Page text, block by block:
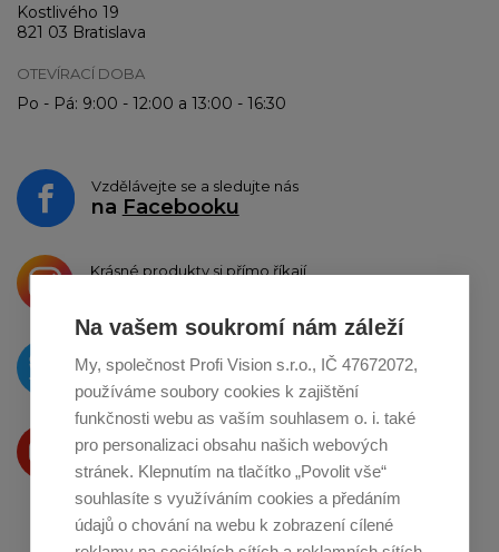
Na vašem soukromí nám záleží
My, společnost Profi Vision s.r.o., IČ 47672072,
používáme soubory cookies k zajištění
funkčnosti webu as vaším souhlasem o. i. také
pro personalizaci obsahu našich webových
stránek. Klepnutím na tlačítko „Povolit vše“
souhlasíte s využíváním cookies a předáním
údajů o chování na webu k zobrazení cílené
Kostlivého 19
821 03 Bratislava
OTEVÍRACÍ DOBA
Po - Pá: 9:00 - 12:00 a 13:00 - 16:30
Vzdělávejte se a sledujte nás
na Facebooku
Krásné produkty si přímo říkají
O novinkách píšeme
naTwitteru
Produkty Vám představujeme
na Youtube